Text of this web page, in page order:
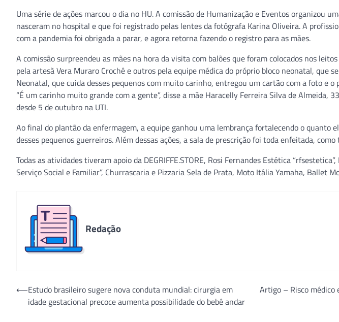
Uma série de ações marcou o dia no HU. A comissão de Humanização e Eventos organizou
nasceram no hospital e que foi registrado pelas lentes da fotógrafa Karina Oliveira. A
com a pandemia foi obrigada a parar, e agora retorna fazendo o registro para as mães.
A comissão surpreendeu as mães na hora da visita com balões que foram colocados nos
pela artesã Vera Muraro Crochê e outros pela equipe médica do próprio bloco neonatal, que
Neonatal, que cuida desses pequenos com muito carinho, entregou um cartão com a foto e o
“É um carinho muito grande com a gente”, disse a mãe Haracelly Ferreira Silva de Almeida,
desde 5 de outubro na UTI.
Ao final do plantão da enfermagem, a equipe ganhou uma lembrança fortalecendo o quanto
desses pequenos guerreiros. Além dessas ações, a sala de prescrição foi toda enfeitada,
Todas as atividades tiveram apoio da DEGRIFFE.STORE, Rosi Fernandes Estética
Serviço Social e Familiar”, Churrascaria e Pizzaria Sela de Prata, Moto Itália Yamaha, Ballet
Redação
Navegação
⟵Estudo brasileiro sugere nova conduta mundial: cirurgia em
idade gestacional precoce aumenta possibilidade do bebê andar
Artigo – Risco médico